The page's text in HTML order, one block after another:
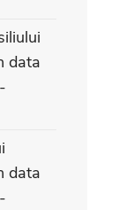
data
data